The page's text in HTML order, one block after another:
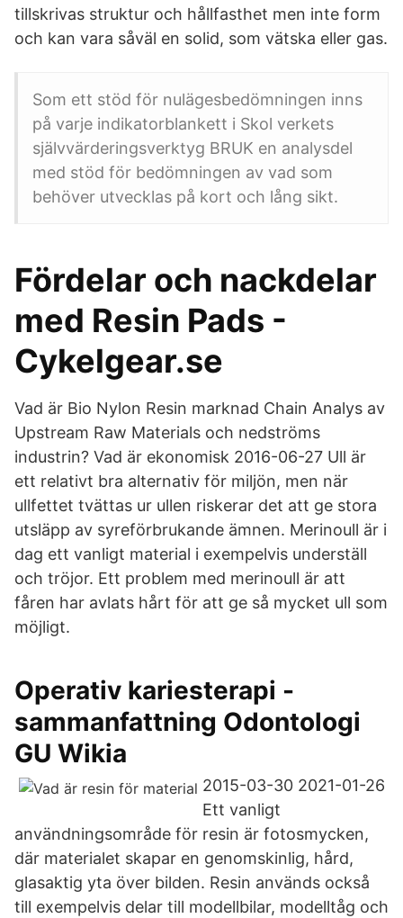
tillskrivas struktur och hållfasthet men inte form
och kan vara såväl en solid, som vätska eller gas.
Som ett stöd för nulägesbedömningen inns
på varje indikatorblankett i Skol­ verkets
självvärderingsverktyg BRUK en analysdel
med stöd för bedömningen av vad som
behöver utvecklas på kort och lång sikt.
Fördelar och nackdelar
med Resin Pads -
Cykelgear.se
Vad är Bio Nylon Resin marknad Chain Analys av
Upstream Raw Materials och nedströms
industrin? Vad är ekonomisk 2016-06-27 Ull är
ett relativt bra alternativ för miljön, men när
ullfettet tvättas ur ullen riskerar det att ge stora
utsläpp av syreförbrukande ämnen. Merinoull är i
dag ett vanligt material i exempelvis underställ
och tröjor. Ett problem med merinoull är att
fåren har avlats hårt för att ge så mycket ull som
möjligt.
Operativ kariesterapi -
sammanfattning Odontologi
GU Wikia
2015-03-30 2021-01-26
Ett vanligt
användningsområde för resin är fotosmycken,
där materialet skapar en genomskinlig, hård,
glasaktig yta över bilden. Resin används också
till exempelvis delar till modellbilar, modelltåg och